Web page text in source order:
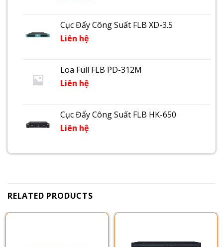
Cục Đẩy Công Suất FLB XD-3.5
Liên hệ
Loa Full FLB PD-312M
Liên hệ
Cục Đẩy Công Suất FLB HK-650
Liên hệ
RELATED PRODUCTS